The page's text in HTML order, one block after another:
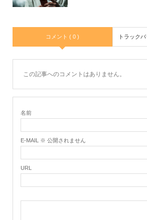
コメント ( 0 ) トラック
この記事へのコメントはありません。
名前
E-MAIL ※ 公開されません
URL